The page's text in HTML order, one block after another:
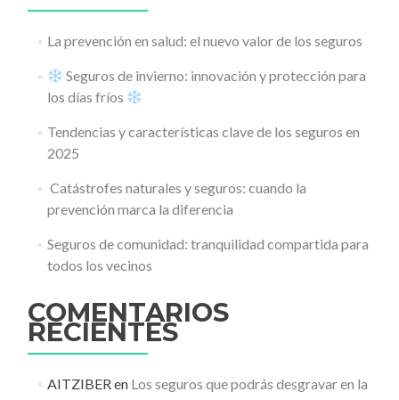
La prevención en salud: el nuevo valor de los seguros
Seguros de invierno: innovación y protección para
los días fríos
Tendencias y características clave de los seguros en
2025
️ Catástrofes naturales y seguros: cuando la
prevención marca la diferencia
Seguros de comunidad: tranquilidad compartida para
todos los vecinos
COMENTARIOS
RECIENTES
AITZIBERen Los seguros que podrás desgravar en la